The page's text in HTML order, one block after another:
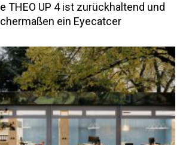
THEO UP 4 ist zurückhaltend und
ein Eyecatcer